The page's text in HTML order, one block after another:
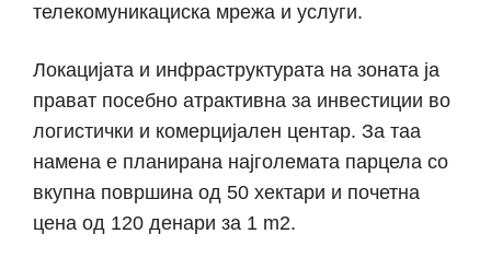
телекомуникациска мрежа и услуги.
Локацијата и инфраструктурата на зоната ја
прават посебно атрактивна за инвестиции во
логистички и комерцијален центар. За таа
намена е планирана најголемата парцела со
вкупна површина од 50 хектари и почетна
цена од 120 денари за 1 m2.